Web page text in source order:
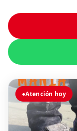
●Atención hoy